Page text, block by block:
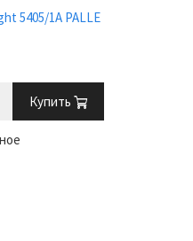
5405/1A PALLE
Купить